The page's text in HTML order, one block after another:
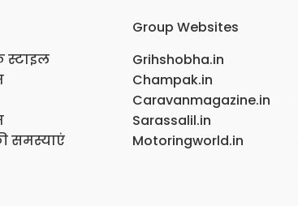
स्टाइल
समस्याएं
Group Websites
Grihshobha.in
Champak.in
Caravanmagazine.in
Sarassalil.in
Motoringworld.in